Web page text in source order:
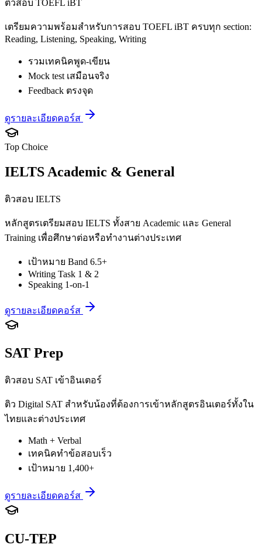
ติวสอบ TOEFL iBT
เตรียมความพร้อมสำหรับการสอบ TOEFL iBT ครบทุก section:
Reading, Listening, Speaking, Writing
รวมเทคนิคพูด-เขียน
Mock test เสมือนจริง
Feedback ตรงจุด
ดูรายละเอียดคอร์ส
Top Choice
IELTS Academic & General
ติวสอบ IELTS
หลักสูตรเตรียมสอบ IELTS ทั้งสาย Academic และ General
Training เพื่อศึกษาต่อหรือทำงานต่างประเทศ
เป้าหมาย Band 6.5+
Writing Task 1 & 2
Speaking 1-on-1
ดูรายละเอียดคอร์ส
SAT Prep
ติวสอบ SAT เข้าอินเตอร์
ติว Digital SAT สำหรับน้องที่ต้องการเข้าหลักสูตรอินเตอร์ทั้งใน
ไทยและต่างประเทศ
Math + Verbal
เทคนิคทำข้อสอบเร็ว
เป้าหมาย 1,400+
ดูรายละเอียดคอร์ส
CU-TEP